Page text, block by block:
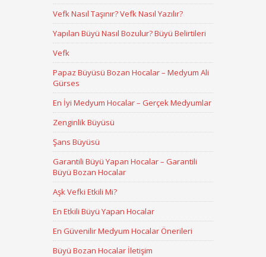
Vefk Nasıl Taşınır? Vefk Nasıl Yazılır?
Yapılan Büyü Nasıl Bozulur? Büyü Belirtileri
Vefk
Papaz Büyüsü Bozan Hocalar – Medyum Ali
Gürses
En İyi Medyum Hocalar – Gerçek Medyumlar
Zenginlik Büyüsü
Şans Büyüsü
Garantili Büyü Yapan Hocalar – Garantili
Büyü Bozan Hocalar
Aşk Vefki Etkili Mi?
En Etkili Büyü Yapan Hocalar
En Güvenilir Medyum Hocalar Önerileri
Büyü Bozan Hocalar İletişim